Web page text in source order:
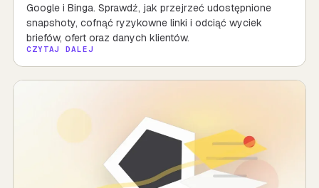
Google i Binga. Sprawdź, jak przejrzeć udostępnione
snapshoty, cofnąć ryzykowne linki i odciąć wyciek
briefów, ofert oraz danych klientów.
CZYTAJ DALEJ